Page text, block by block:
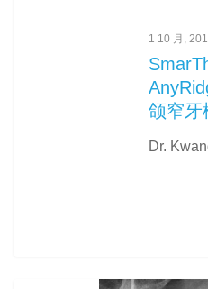
按Enter键进行搜索或按ESC键
1 10 月,
颌窄牙
Dr.